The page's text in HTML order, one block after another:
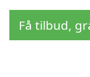
Få tilbud,